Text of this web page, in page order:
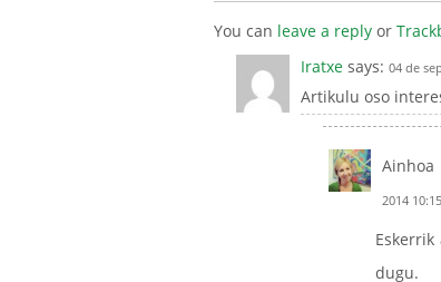
You can leave a reply or
Iratxe says: 04 de
Artikulu oso
Ainhoa
2014
dugu.